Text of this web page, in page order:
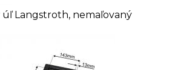
úľ Langstroth, nemaľovaný